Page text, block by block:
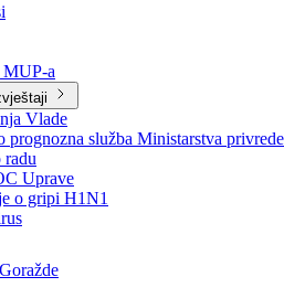
MUP-a
Vlade
prognozna služba Ministarstva privrede
Uprave
o gripi H1N1